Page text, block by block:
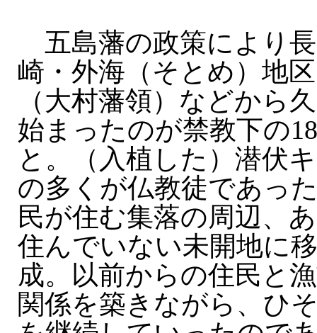
五島藩の政策により長
崎・外海（そとめ）地区
（大村藩領）などから
始まったのが禁教下の
と。（入植した）潜伏
の多くが仏教徒であっ
民が住む集落の周辺、
住んでいない未開地に
成。以前からの住民と
関係を築きながら、ひ